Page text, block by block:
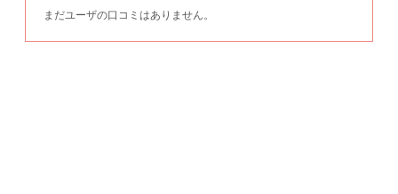
まだユーザの口コミはありません。